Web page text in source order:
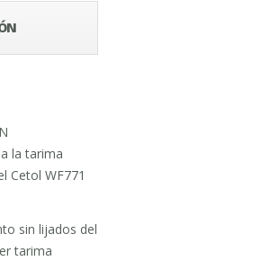
la tarima
Cetol WF771
sin lijados del
tarima